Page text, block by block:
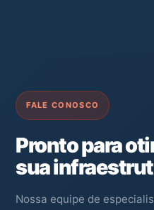
FALE CONOSCO
Pronto para
sua
Nossa equipe de